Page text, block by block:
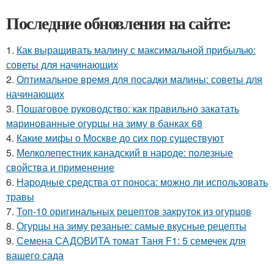
Последние обновления на сайте:
1. Как выращивать малину с максимальной прибылью:
советы для начинающих
2. Оптимальное время для посадки малины: советы для
начинающих
3. Пошаговое руководство: как правильно закатать
маринованные огурцы на зиму в банках 68
4. Какие мифы о Москве до сих пор существуют
5. Мелколепестник канадский в народе: полезные
свойства и применение
6. Народные средства от поноса: можно ли использовать
травы
7. Топ-10 оригинальных рецептов закруток из огурцов
8. Огурцы на зиму резаные: самые вкусные рецепты
9. Семена САДОВИТА томат Таня F1: 5 семечек для
вашего сада